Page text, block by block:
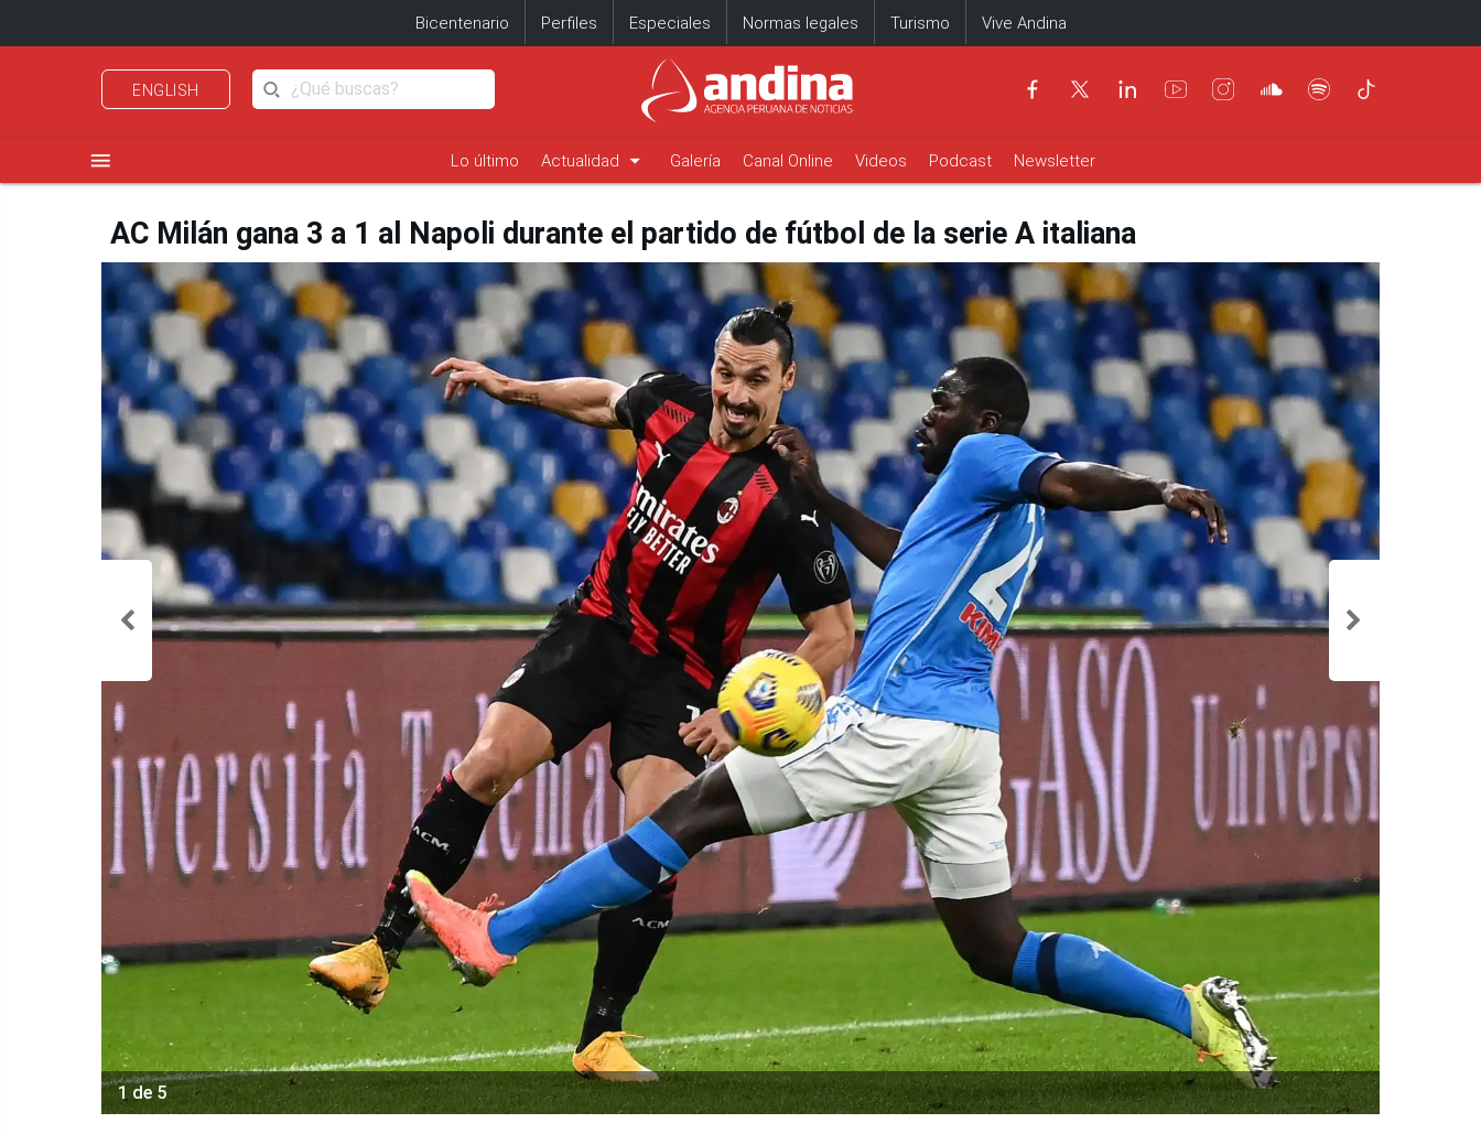
Bicentenario Perfiles Especiales Normas legales Turismo Vive Andina
ENGLISH
menu Lo último Actualidad arrow_drop_down Galería Canal Online Videos Podcast Newsletter
AC Milán gana 3 a 1 al Napoli durante el partido de fútbol de la serie A italiana
1 de 5